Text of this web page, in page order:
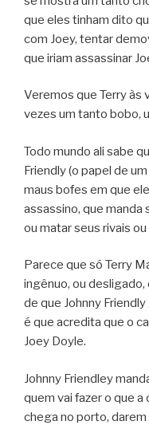
que eles tinham dito
com Joey, tentar
que iriam assassinar
Veremos que Terry às
vezes um tanto bobo,
Todo mundo ali sabe
Friendly (o papel de
maus bofes em que
assassino, que manda
ou matar seus rivais
Parece que só Terry
ingênuo, ou
de que Johnny
é que acredita que o
Joey Doyle.
Johnny Friendley
quem vai fazer o que a
chega no porto, darem